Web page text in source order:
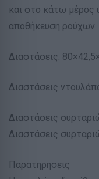
και στο κάτω μέρος
αποθήκευση ρούχων.
Διαστάσεις:
Διαστάσεις
Διαστάσεις
Διαστάσεις
Παρατηρησεις